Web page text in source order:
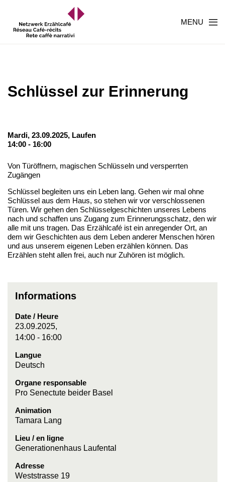
MENU
Schlüssel zur Erinnerung
Mardi, 23.09.2025, Laufen
14:00 - 16:00
Von Türöffnern, magischen Schlüsseln und versperrten
Zugängen
Schlüssel begleiten uns ein Leben lang. Gehen wir mal ohne
Schlüssel aus dem Haus, so stehen wir vor verschlossenen
Türen. Wir gehen den Schlüsselgeschichten unseres Lebens
nach und schaffen uns Zugang zum Erinnerungsschatz, den wir
alle mit uns tragen. Das Erzählcafé ist ein anregender Ort, an
dem wir Geschichten aus dem Leben anderer Menschen hören
und aus unserem eigenen Leben erzählen können. Das
Erzählen steht allen frei, auch nur Zuhören ist möglich.
Informations
Date / Heure
23.09.2025,
14:00 - 16:00
Langue
Deutsch
Organe responsable
Pro Senectute beider Basel
Animation
Tamara Lang
Lieu / en ligne
Generationenhaus Laufental
Adresse
Weststrasse 19